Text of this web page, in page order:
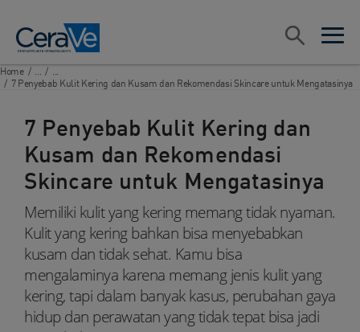
open
open
Search
Home / ... / ...
/ 7 Penyebab Kulit Kering dan Kusam dan Rekomendasi Skincare untuk Mengatasinya
7 Penyebab Kulit Kering dan
Kusam dan Rekomendasi
Skincare untuk Mengatasinya
Memiliki kulit yang kering memang tidak nyaman.
Kulit yang kering bahkan bisa menyebabkan
kusam dan tidak sehat. Kamu bisa
mengalaminya karena memang jenis kulit yang
kering, tapi dalam banyak kasus, perubahan gaya
hidup dan perawatan yang tidak tepat bisa jadi